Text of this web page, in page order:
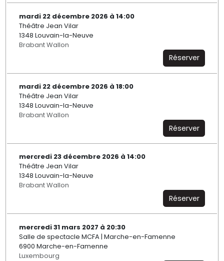
mardi 22 décembre 2026 à 14:00
Théâtre Jean Vilar
1348 Louvain-la-Neuve
Brabant Wallon
Réserver
mardi 22 décembre 2026 à 18:00
Théâtre Jean Vilar
1348 Louvain-la-Neuve
Brabant Wallon
Réserver
mercredi 23 décembre 2026 à 14:00
Théâtre Jean Vilar
1348 Louvain-la-Neuve
Brabant Wallon
Réserver
mercredi 31 mars 2027 à 20:30
Salle de spectacle MCFA | Marche-en-Famenne
6900 Marche-en-Famenne
Luxembourg